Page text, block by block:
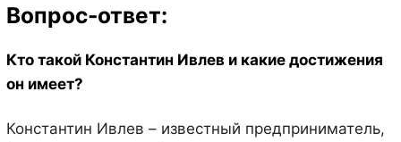
Вопрос-ответ:
Кто такой Константин Ивлев и какие достижения
он имеет?
Константин Ивлев – известный предприниматель,